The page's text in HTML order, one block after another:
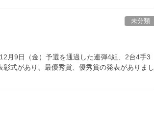
未分類
月9日（金）予選を通過した連弾4組、2台4手3
式があり、最優秀賞、優秀賞の発表がありまし